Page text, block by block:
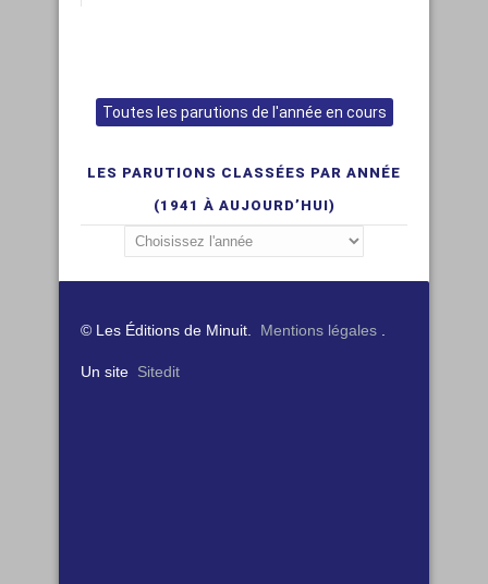
Toutes les parutions de l'année en cours
LES PARUTIONS CLASSÉES PAR ANNÉE
(1941 À AUJOURD’HUI)
© Les Éditions de Minuit. Mentions légales
Un site Sitedit